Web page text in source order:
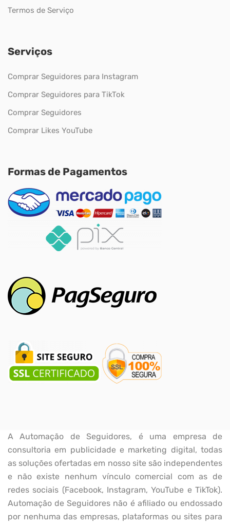
Termos de Serviço
Serviços
Comprar Seguidores para Instagram
Comprar Seguidores para TikTok
Comprar Seguidores
Comprar Likes YouTube
Formas de Pagamentos
A Automação de Seguidores, é uma empresa de
consultoria em publicidade e marketing digital, todas
as soluções ofertadas em nosso site são independentes
e não existe nenhum vínculo comercial com as de
redes sociais (Facebook, Instagram, YouTube e TikTok).
Automação de Seguidores não é afiliado ou endossado
por nenhuma das empresas, plataformas ou sites para